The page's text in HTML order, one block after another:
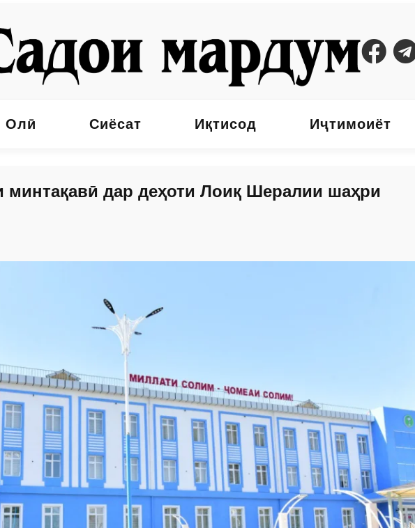
Олӣ Сиёсат Иқтисод Иҷтимоиёт
дар деҳоти Лоиқ Шералии шаҳри